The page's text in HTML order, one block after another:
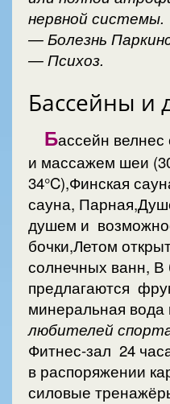
нервной системы.
— Болезнь
— Психоз.
Бассейны и
Бассейн
и массажем шеи
34°C),Финская
сауна,
душем и
бочки,Летом
солнечных ванн, В бассейне
предлагаются фруктовые соки,
минеральная
любителей
Фитнес-зал 24
в распоряжении
силовые